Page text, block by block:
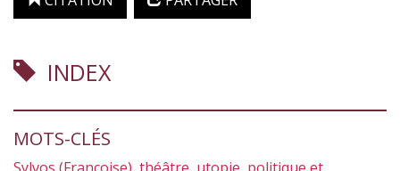
INDEX
MOTS-CLÉS